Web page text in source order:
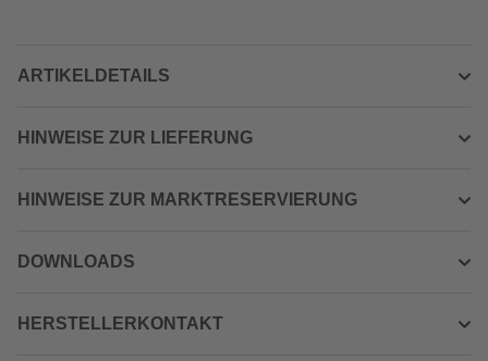
ARTIKELDETAILS
HINWEISE ZUR LIEFERUNG
HINWEISE ZUR MARKTRESERVIERUNG
DOWNLOADS
HERSTELLERKONTAKT